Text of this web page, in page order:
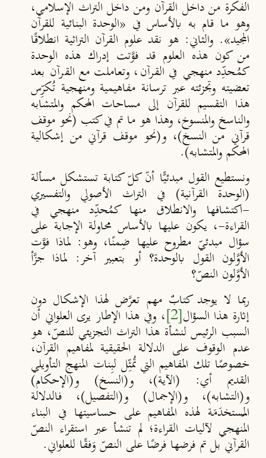
الفكرة من داخل القرآن ومن داخل التراث الإسلامي،
وهو ما قام به بالأساس في «الوحدة البنائية للقرآن
المجيد». والثاني: هو نقد علوم القرآن التراثية انطلاقًا
من كون هذه العلوم قد فوَّتت إدراك هذه الوحدة
كمُحدِّد منهجي في القرآن، وتعاملت مع القرآن بعد
تعضيته وتجزئته عبر ترسانة مفاهيمية ومنهجية تُكرِّس
هذا التقسيم للقرآن إلى مساحات المحكم والمتشابه
والناسخ والمنسوخ، وهذا هو ما تم في كتب (نحو موقف
قرآني من النسخ)، و(نحو موقف قرآني من إشكالية
المحكم والمتشابه).
ونستطيع القول مبدئيًّا أنّ كلّ كتابة تستشكل مسألة
(الوحدة القرآنية) في التراث الأصولي والتفسيري
-اكتشافها والانطلاق منها كمُحدِّد منهجي في
القراءة-، يكون عليها بالأساس محاولة الإجابة على
سؤال مبدئيّ مطروح عليها ضِمنًا، وهو: لماذا فوَّت
الأوَّلون القول بالوحدة؟ أو بتعبير آخر: لماذا جزَّأ
الأوَّلون النصّ؟
ربما لا يوجد كتابٌ مهم تعرَّض لهذا الإشكال دون
إثارة هذا السؤال[2] ، وفي هذا الإطار يرى العلواني أن
السبب الرئيس لنشأة هذا التراث التجزيئي للنصّ، هو
عدم الوقوف على الدلالة الحقيقية لمفاهيم القرآن،
خصوصًا تلك المفاهيم التي تُمثِّل لبِنات المنهج التأويلي
القديم أي: (الآية)، و(النسخ) و(الإحكام)
و(التشابه)، و(الإجمال) و(التفصيل)، فالدلالة
المٌستخدَمَة لهذه المفاهيم على حساسيتها في البناء
المنهجي لآليات القراءة؛ لم تنشأ عبر استقراء النصّ
القرآني بل تم فرضها فرضًا على النصّ وَفقًا للعلواني.